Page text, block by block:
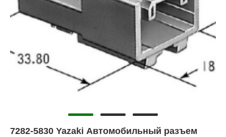
7282-5830 Yazaki Автомобильный разъем